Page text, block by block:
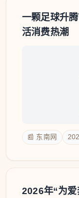
一颗足球升
活消费热潮
📰 东南网
2026年“为爱